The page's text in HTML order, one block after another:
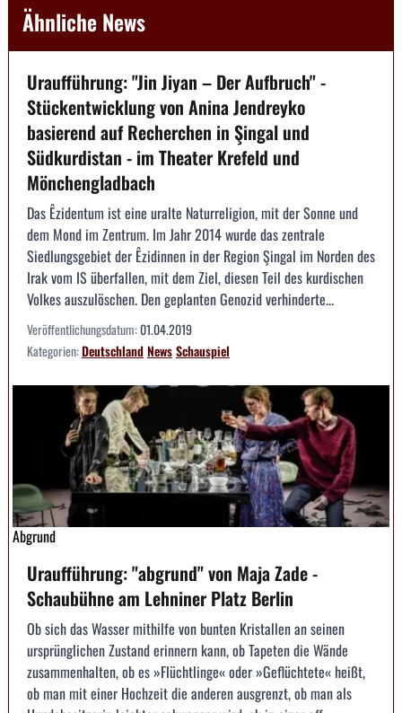
Ähnliche News
Uraufführung: "Jin Jiyan – Der Aufbruch" -
Stückentwicklung von Anina Jendreyko
basierend auf Recherchen in Şingal und
Südkurdistan - im Theater Krefeld und
Mönchengladbach
Das Êzidentum ist eine uralte Naturreligion, mit der Sonne und
dem Mond im Zentrum. Im Jahr 2014 wurde das zentrale
Siedlungsgebiet der Êzidinnen in der Region Şingal im Norden des
Irak vom IS überfallen, mit dem Ziel, diesen Teil des kurdischen
Volkes auszulöschen. Den geplanten Genozid verhinderte...
Veröffentlichungsdatum:01.04.2019
Kategorien:DeutschlandNewsSchauspiel
Abgrund
Uraufführung: "abgrund" von Maja Zade -
Schaubühne am Lehniner Platz Berlin
Ob sich das Wasser mithilfe von bunten Kristallen an seinen
ursprünglichen Zustand erinnern kann, ob Tapeten die Wände
zusammenhalten, ob es »Flüchtlinge« oder »Geflüchtete« heißt,
ob man mit einer Hochzeit die anderen ausgrenzt, ob man als